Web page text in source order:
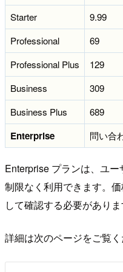
Starter
9.99
Professional
69
Professional Plus
129
Business
309
Business Plus
689
Enterprise 問い合
Enterprise プランは、ユ
制限なく利用できます。
して確認する必要がありま
詳細は次のページをご覧く